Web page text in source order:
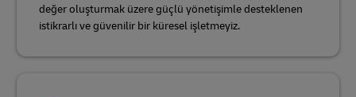
değer oluşturmak üzere güçlü yönetişimle desteklenen
istikrarlı ve güvenilir bir küresel işletmeyiz.